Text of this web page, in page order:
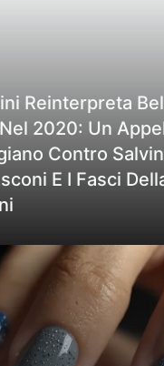
Reinterpreta
2020: Un
Contro
E I Fasci Della